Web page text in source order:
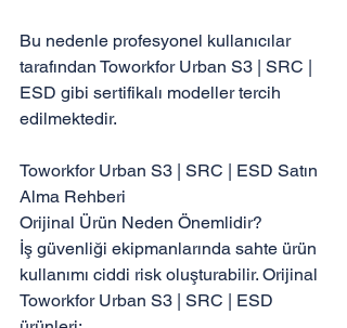
Bu nedenle profesyonel kullanıcılar
tarafından Toworkfor Urban S3 | SRC |
ESD gibi sertifikalı modeller tercih
edilmektedir.
Toworkfor Urban S3 | SRC | ESD Satın
Alma Rehberi
Orijinal Ürün Neden Önemlidir?
İş güvenliği ekipmanlarında sahte ürün
kullanımı ciddi risk oluşturabilir. Orijinal
Toworkfor Urban S3 | SRC | ESD